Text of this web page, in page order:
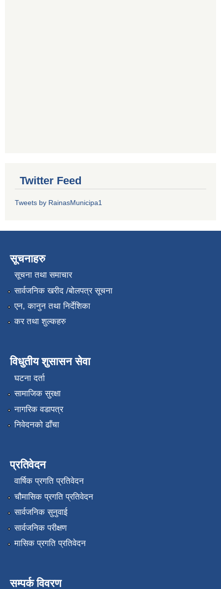
Twitter Feed
Tweets by RainasMunicipa1
सूचनाहरु
सूचना तथा समाचार
सार्वजनिक खरीद /बोलपत्र सूचना
एन, कानुन तथा निर्देशिका
कर तथा शुल्कहरु
विधुतीय शुसासन सेवा
घटना दर्ता
सामाजिक सुरक्षा
नागरिक वडापत्र
निवेदनको ढाँचा
प्रतिवेदन
वार्षिक प्रगति प्रतिवेदन
चौमासिक प्रगति प्रतिवेदन
सार्वजनिक सुनुवाई
सार्वजनिक परीक्षण
मासिक प्रगति प्रतिवेदन
सम्पर्क विवरण